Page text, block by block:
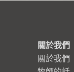
關於我們
關於我們